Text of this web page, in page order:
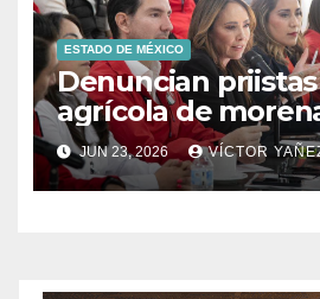
ESTADO DE MÉXICO
Denuncian
agrícola de
abandono al
mexicano
JUN 23, 2026 VÍCTOR